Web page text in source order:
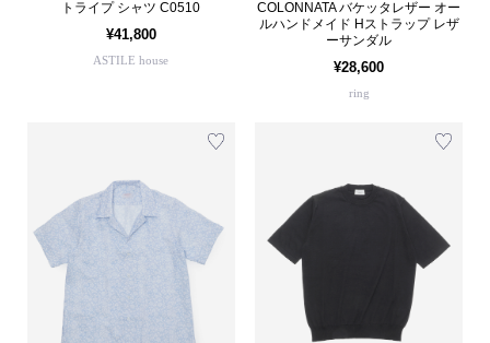
トライプ シャツ C0510
¥41,800
ASTILE house
COLONNATA バケッタレザー オー
ルハンドメイド Hストラップ レザ
ーサンダル
¥28,600
ring